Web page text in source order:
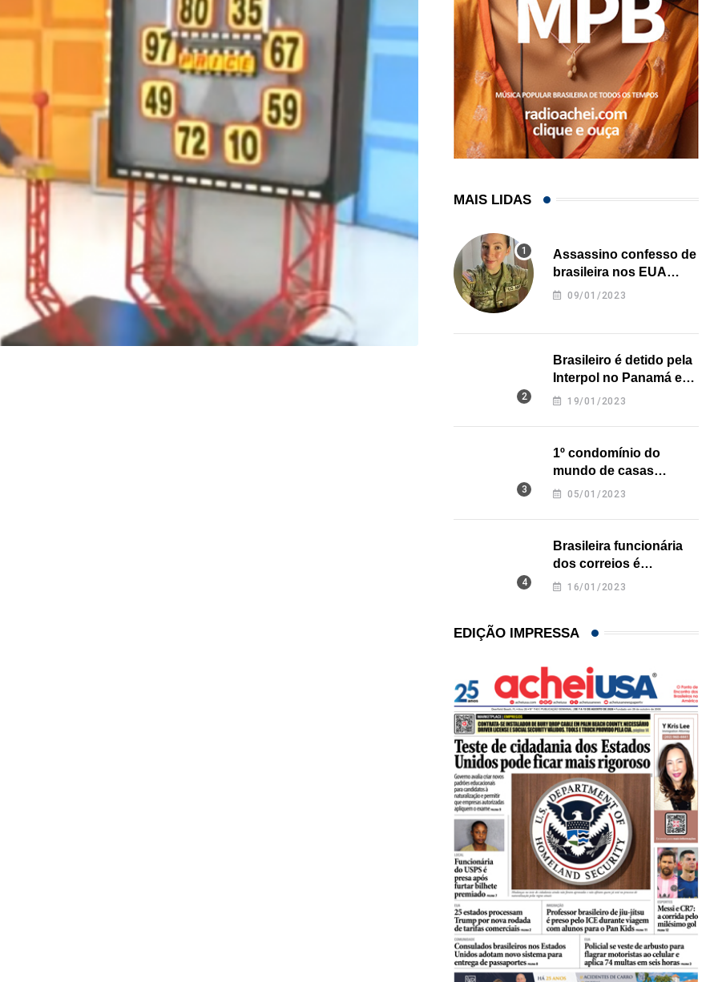
Influenciadora evangélica de Orlando (FL)
MAIS LIDAS
Assassino confesso de
brasileira nos EUA
revela onde deixou o
09/01/2023
Brasileiro é detido pela
Interpol no Panamá e
pode pegar prisão
19/01/2023
1º condomínio do
mundo de casas
impressas em 3D é
05/01/2023
Brasileira funcionária
dos correios é
assassinada a facadas
16/01/2023
EDIÇÃO IMPRESSA